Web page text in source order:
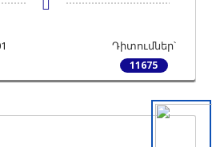
Դիտումներ՝
11675